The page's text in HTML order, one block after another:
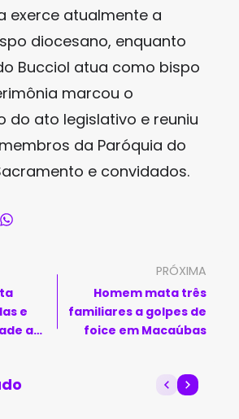
exerce atualmente a
diocesano, enquanto
Bucciol atua como bispo
marcou o
do ato legislativo e reuniu
da Paróquia do
e convidados.
e
a
PRÓXIMA
Homem mata três
familiares a golpes de
foice em Macaúbas